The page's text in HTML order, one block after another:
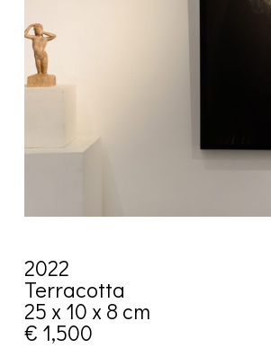
2022
Terracotta
25 x 10 x 8 cm
€ 1,500